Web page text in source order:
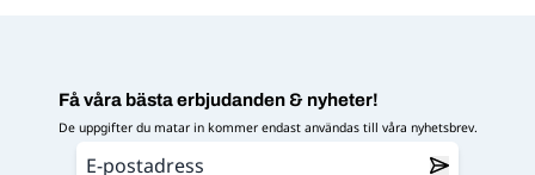
Få våra bästa erbjudanden & nyheter!
De uppgifter du matar in kommer endast användas till våra nyhetsbrev.